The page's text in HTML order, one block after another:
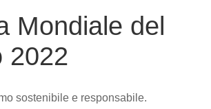
Mondiale del
2022
sostenibile e responsabile.